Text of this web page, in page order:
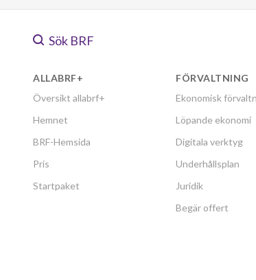
Sök BRF
ALLABRF+
Översikt allabrf+
Hemnet
BRF-Hemsida
Pris
Startpaket
FÖRVALTNING
Ekonomisk
Löpande ekonomi
Digitala verktyg
Underhållsplan
Juridik
Begär offert